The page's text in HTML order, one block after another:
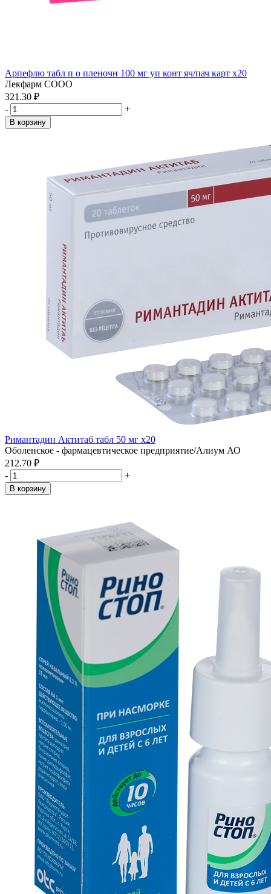
Арпефлю табл п о пленочн 100 мг уп конт яч/пач карт x20
Лекфарм СООО
321.30 ₽
-
+
В корзину
Римантадин Актитаб табл 50 мг x20
Оболенское - фармацевтическое предприятие/Алиум АО
212.70 ₽
-
+
В корзину